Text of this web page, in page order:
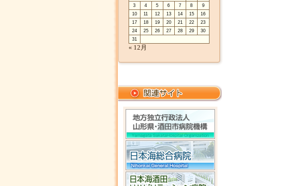
3
4 5 6 7 8
9
10
11 12 13 14 15
16
17
18 19 20 21 22
23
24
25 26 27 28 29
30
31
« 12月